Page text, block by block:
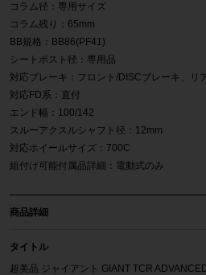
コラム径：専用サイズ
コラム残り：65mm
BB規格：BB86(PF41)
シートポスト径：専用品
対応ブレーキ：フロント/DISCブレーキ、リ
対応FD系：直付
エンド幅：100/142
スルーアクスルシャフト径：12mm
対応ホイールサイズ：700C
組付け可能付属品詳細：電動式のみ
商品詳細
タイトル
超美品 ジャイアント GIANT TCR